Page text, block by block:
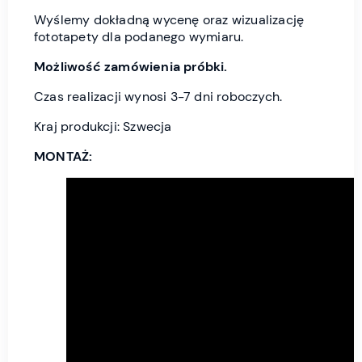
Wyślemy dokładną wycenę oraz wizualizację
fototapety dla podanego wymiaru.
Możliwość zamówienia próbki.
Czas realizacji wynosi 3-7 dni roboczych.
Kraj produkcji: Szwecja
MONTAŻ: